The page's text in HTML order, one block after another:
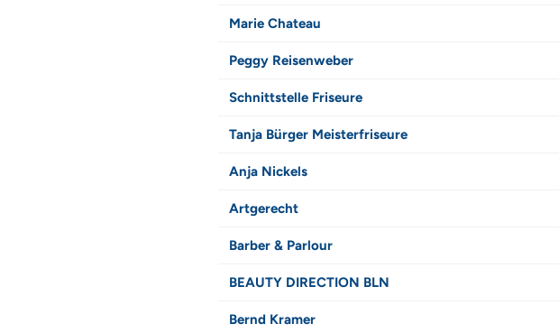
Marie Chateau
Peggy Reisenweber
Schnittstelle Friseure
Tanja Bürger Meisterfriseure
Anja Nickels
Artgerecht
Barber & Parlour
BEAUTY DIRECTION BLN
Bernd Kramer